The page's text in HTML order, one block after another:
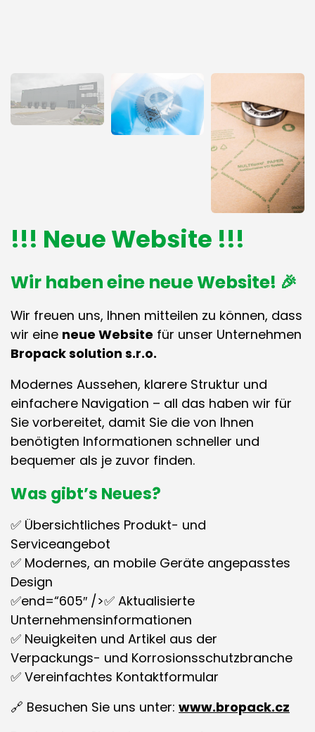
!!! Neue Website !!!
Wir haben eine neue Website! 🎉
Wir freuen uns, Ihnen mitteilen zu können, dass
wir eine neue Website für unser Unternehmen
Bropack solution s.r.o.
Modernes Aussehen, klarere Struktur und
einfachere Navigation – all das haben wir für
Sie vorbereitet, damit Sie die von Ihnen
benötigten Informationen schneller und
bequemer als je zuvor finden.
Was gibt’s Neues?
✅ Übersichtliches Produkt- und
Serviceangebot
✅ Modernes, an mobile Geräte angepasstes
Design
✅end=“605″ />✅ Aktualisierte
Unternehmensinformationen
✅ Neuigkeiten und Artikel aus der
Verpackungs- und Korrosionsschutzbranche
✅ Vereinfachtes Kontaktformular
🔗 Besuchen Sie uns unter: www.bropack.cz